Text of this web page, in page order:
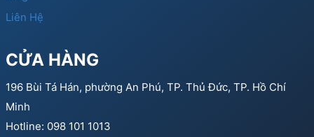
Liên Hệ
CỬA HÀNG
196 Bùi Tá Hán, phường An Phú, TP. Thủ Đức, TP. Hồ Chí
Minh
Hotline: 098 101 1013